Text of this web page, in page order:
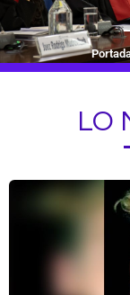
LO